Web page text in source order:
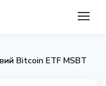
Bitcoin ETF MSBT